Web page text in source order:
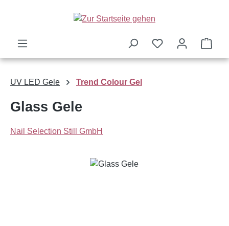
Zum Hauptinhalt springen
UV LED Gele Trend Colour Gel
Glass Gele
Nail Selection Still GmbH
Bildergalerie überspringen